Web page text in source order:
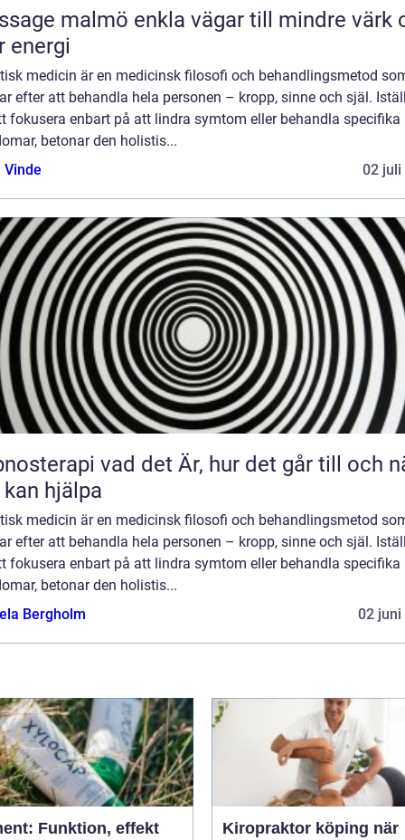
enkla vägar till mindre värk och
energi
medicin är en medicinsk filosofi och behandlingsmetod
efter att behandla hela personen – kropp, sinne och själ.
fokusera enbart på att lindra symtom eller behandla specifika
betonar den holistis...
Vinde
02 juli
det Är, hur det går till och när
hjälpa
medicin är en medicinsk filosofi och behandlingsmetod
efter att behandla hela personen – kropp, sinne och själ.
fokusera enbart på att lindra symtom eller behandla specifika
betonar den holistis...
Bergholm
02 juni
Funktion, effekt Kiropraktor köping när